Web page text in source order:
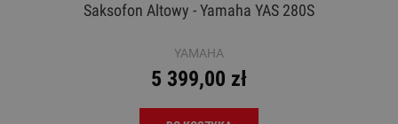
Saksofon Altowy - Yamaha YAS 280S
YAMAHA
5 399,00 zł